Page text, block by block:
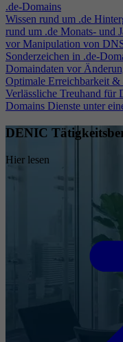
.de-Domains
Wissen rund um .de
rund um .de Monats- und
vor Manipulation von
Sonderzeichen in .de-
Domaindaten vor
Optimale Erreichbarkeit
Verlässliche Treuhand für
Domains Dienste unter
DENIC
Hier lesen